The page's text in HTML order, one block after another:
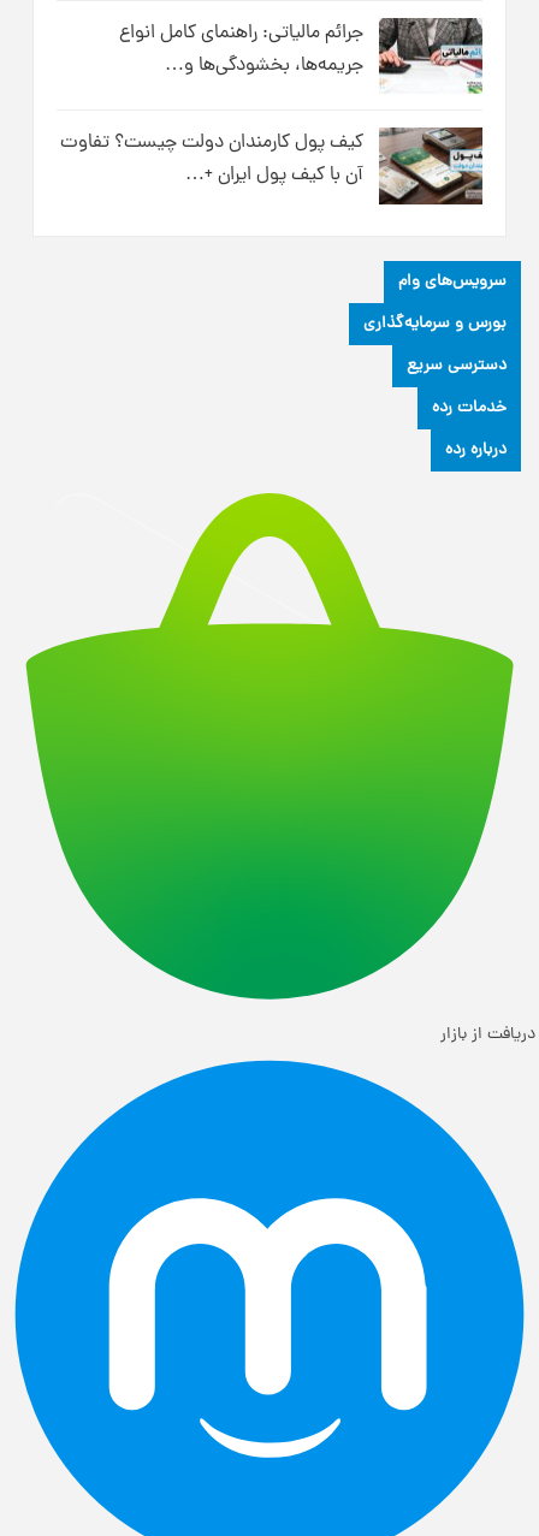
جرائم مالیاتی: راهنمای کامل انواع
جریمه‌ها، بخشودگی‌ها و…
کیف پول کارمندان دولت چیست؟ تفاوت
آن با کیف پول ایران +…
سرویس‌های وام
بورس و سرمایه‌گذاری
دسترسی سریع
خدمات رده
درباره رده
دریافت از بازار